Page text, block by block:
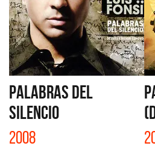
PALABRAS DEL
SILENCIO
2008